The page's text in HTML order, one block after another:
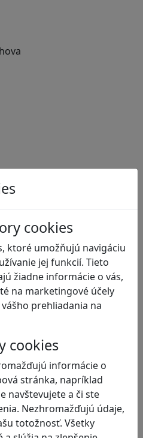
cookies
ktoré umožňujú navigáciu
jej funkcií. Tieto
žiadne informácie o vás,
na marketingové účely
prehliadania na
cookies
informácie o
stránka, napríklad
navštevujete a či ste
Nezhromažďujú údaje,
totožnosť. Všetky
Vráťte sa do
siahala až po
hra, ktorá ponúka…